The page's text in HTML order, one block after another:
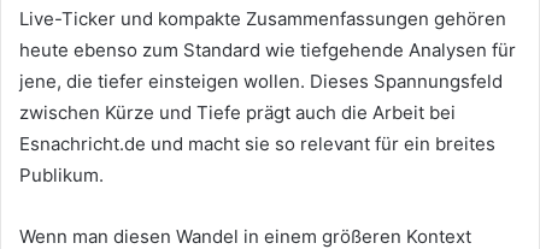
Live-Ticker und kompakte Zusammenfassungen gehören
heute ebenso zum Standard wie tiefgehende Analysen für
jene, die tiefer einsteigen wollen. Dieses Spannungsfeld
zwischen Kürze und Tiefe prägt auch die Arbeit bei
Esnachricht.de und macht sie so relevant für ein breites
Publikum.
Wenn man diesen Wandel in einem größeren Kontext